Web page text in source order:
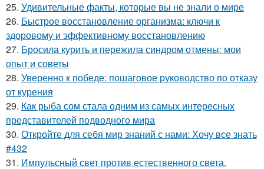
25. Удивительные факты, которые вы не знали о мире
26. Быстрое восстановление организма: ключи к
здоровому и эффективному восстановлению
27. Бросила курить и пережила синдром отмены: мои
опыт и советы
28. Уверенно к победе: пошаговое руководство по отказу
от курения
29. Как рыба сом стала одним из самых интересных
представителей подводного мира
30. Откройте для себя мир знаний с нами: Хочу все знать
#432
31. Импульсный свет против естественного света.